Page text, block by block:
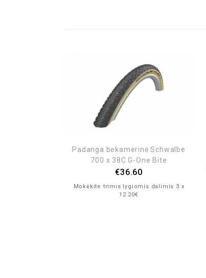
Padanga bekamerinė Schwalbe
700 x 38C G-One Bite
€36.60
Mokėkite trimis lygiomis dalimis 3 x
12.20€